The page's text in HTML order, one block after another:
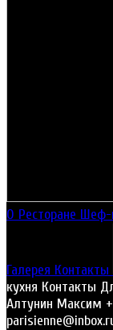
О Ресторане Шеф-
Галерея Контакты
кухня Контакты
Алтунин Максим